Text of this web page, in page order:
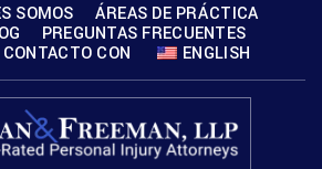
SOMOS
ÁREAS DE PRÁCTICA
PREGUNTAS FRECUENTES
CON
ENGLISH